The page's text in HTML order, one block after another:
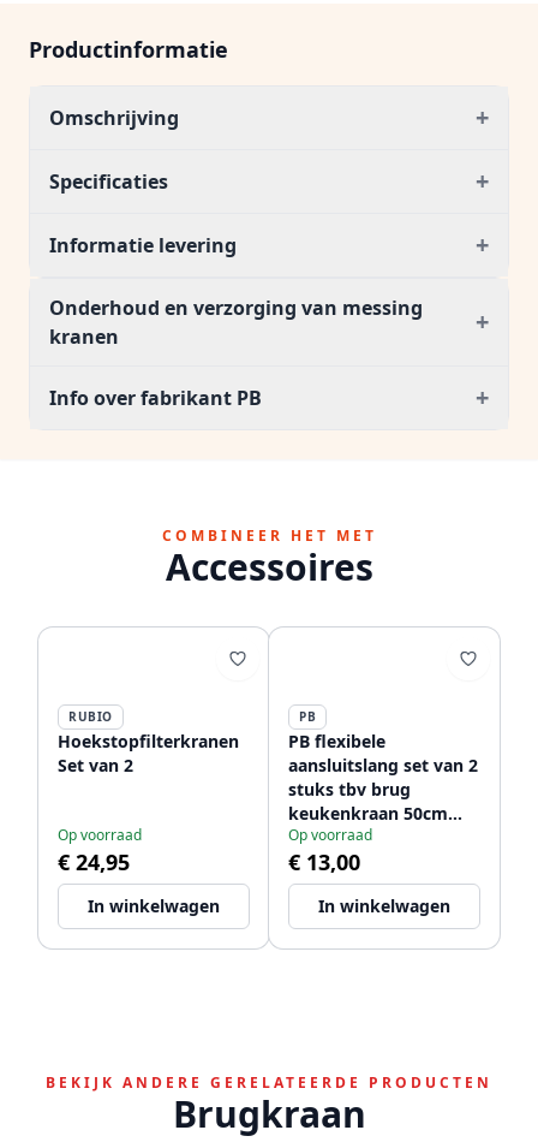
Productinformatie
Omschrijving +
Specificaties +
Informatie levering +
Onderhoud en verzorging van messing
kranen
+
Info over fabrikant PB +
COMBINEER HET MET
Accessoires
RUBIO
Hoekstopfilterkranen
Set van 2
Op voorraad
€ 24,95
In winkelwagen
PB
PB flexibele
aansluitslang set van 2
stuks tbv brug
keukenkraan 50cm
lang met 2 x
binnendraad 1/2 + 3/8
1208953845
Op voorraad
€ 13,00
In winkelwagen
BEKIJK ANDERE GERELATEERDE PRODUCTEN
Brugkraan